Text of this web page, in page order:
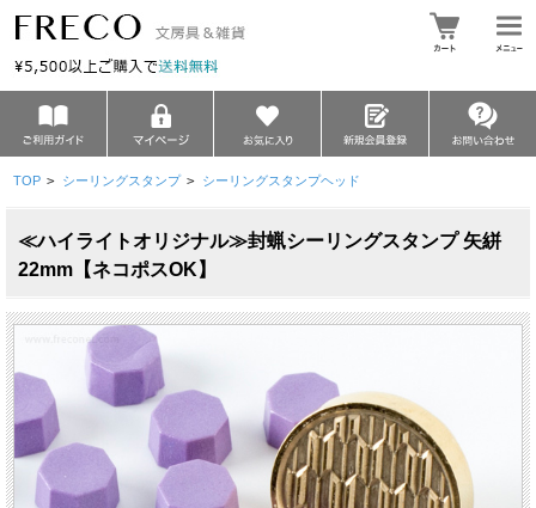
TOP > シーリングスタンプ > シーリングスタンプヘッド
≪ハイライトオリジナル≫封蝋シーリングスタンプ 矢絣
22mm【ネコポスOK】